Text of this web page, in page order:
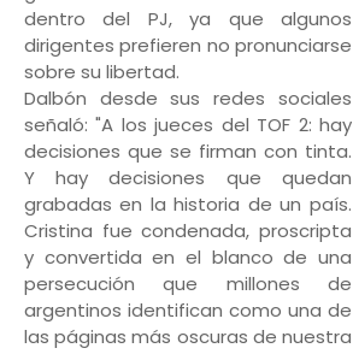
dentro del PJ, ya que algunos
dirigentes prefieren no pronunciarse
sobre su libertad.
Dalbón desde sus redes sociales
señaló: "A los jueces del TOF 2: hay
decisiones que se firman con tinta.
Y hay decisiones que quedan
grabadas en la historia de un país.
Cristina fue condenada, proscripta
y convertida en el blanco de una
persecución que millones de
argentinos identifican como una de
las páginas más oscuras de nuestra